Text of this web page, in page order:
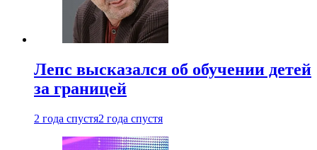
Лепс высказался об обучении детей
за границей
2 года спустя2 года спустя